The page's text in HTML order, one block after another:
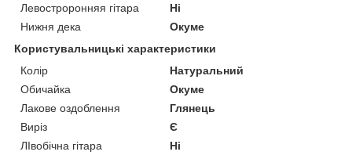
Левостроронняя гітара
Ні
Нижня дека
Окуме
Користувальницькі характеристики
Колір
Натуральний
Обичайка
Окуме
Лакове оздоблення
Глянець
Виріз
Є
ЛІвобічна гітара
Ні